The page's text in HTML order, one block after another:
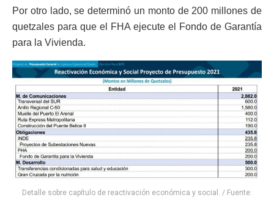
Por otro lado, se determinó un monto de 200 millones de
quetzales para que el FHA ejecute el Fondo de Garantía
para la Vivienda.
Detalle sobre capítulo de reactivación económica y social. / Fuente: